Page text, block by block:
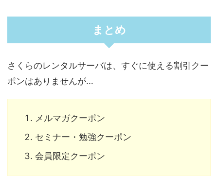
まとめ
さくらのレンタルサーバは、すぐに使える割引クー
ポンはありませんが…
メルマガクーポン
セミナー・勉強クーポン
会員限定クーポン